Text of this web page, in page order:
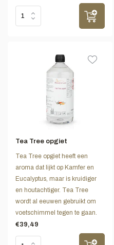
Tea Tree opgiet
Tea Tree opgiet heeft een
aroma dat lijkt op Kamfer en
Eucalyptus, maar is kruidiger
en houtachtiger. Tea Tree
wordt al eeuwen gebruikt om
voetschimmel tegen te gaan.
€39,49